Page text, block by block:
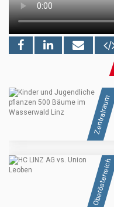
Zentralraum
Oberösterreich